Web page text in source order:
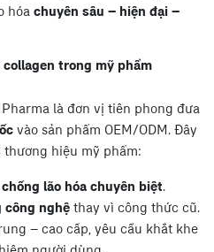
hóa chuyên sâu – hiện đại –
trong mỹ phẩm
Pharma là đơn vị tiên phong đưa
vào sản phẩm OEM/ODM. Đây
hiệu mỹ phẩm:
lão hóa chuyên biệt.
công nghệ thay vì công thức cũ.
– cao cấp, yêu cầu khắt khe